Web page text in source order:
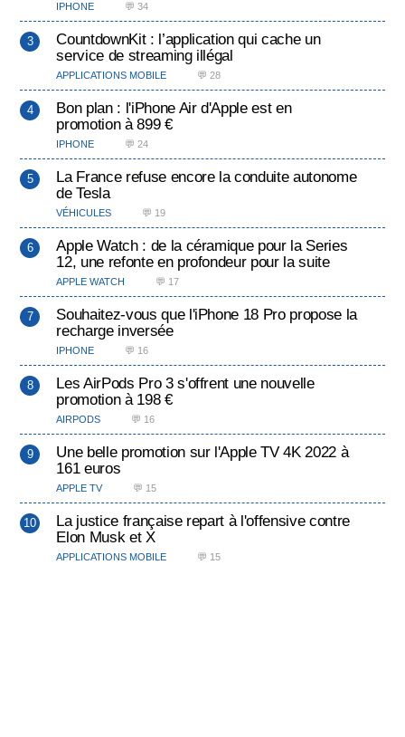
IPHONE 💬 34
CountdownKit : l’application qui cache un
service de streaming illégal
APPLICATIONS MOBILE 💬 28
Bon plan : l'iPhone Air d'Apple est en
promotion à 899 €
IPHONE 💬 24
La France refuse encore la conduite autonome
de Tesla
VÉHICULES 💬 19
Apple Watch : de la céramique pour la Series
12, une refonte en profondeur pour la suite
APPLE WATCH 💬 17
Souhaitez-vous que l'iPhone 18 Pro propose la
recharge inversée
IPHONE 💬 16
Les AirPods Pro 3 s'offrent une nouvelle
promotion à 198 €
AIRPODS 💬 16
Une belle promotion sur l'Apple TV 4K 2022 à
161 euros
APPLE TV 💬 15
La justice française repart à l'offensive contre
Elon Musk et X
APPLICATIONS MOBILE 💬 15